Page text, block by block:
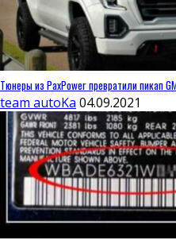
Тюнеры из PaxPower превратили пикап
team autoKa 04.09.2021